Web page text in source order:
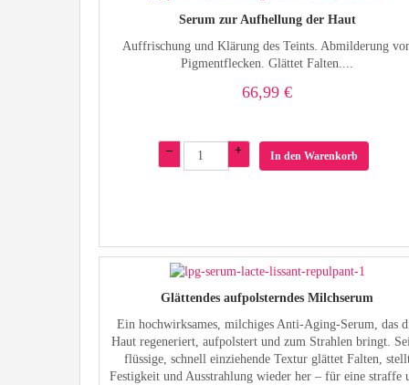
Serum zur Aufhellung der Haut
Auffrischung und Klärung des Teints. Abmilderung
Pigmentflecken. Glättet Falten....
66,99 €
– + In den Warenkorb
Glättendes aufpolsterndes Milchserum
Ein hochwirksames, milchiges Anti-Aging-Serum, das
Haut regeneriert, aufpolstert und zum Strahlen bringt.
flüssige, schnell einziehende Textur glättet Falten,
Festigkeit und Ausstrahlung wieder her – für eine straffe